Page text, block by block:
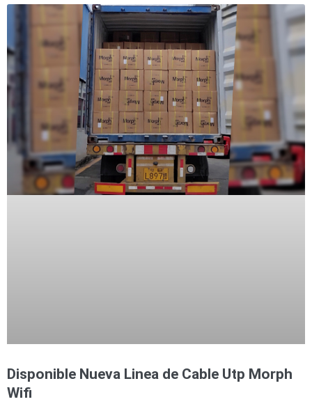
(SSD)
VMS y
Analíticas
EPCOM
Cloud
HIKVISION
Videograbadoras
Móviles,
Dash
Cams y
Body
Cams
AccesoriosBody
IP
Disponible Nueva Linea de Cable Utp Morph
Wifi